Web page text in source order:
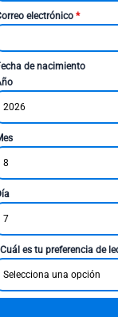
electrónico *
de nacimiento
2026
8
7
es tu preferencia de
Selecciona una opción